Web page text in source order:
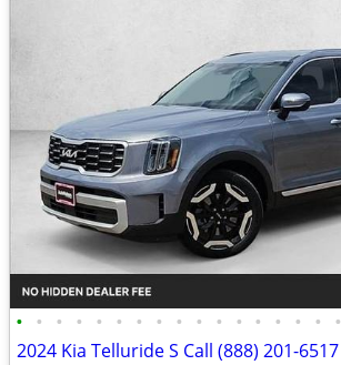
• • • • • • • • • • • • • • • • •
2024 Kia Telluride S Call (888) 201-6517